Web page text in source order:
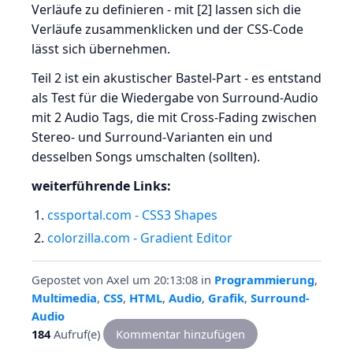
Verläufe zu definieren - mit [2] lassen sich die
Verläufe zusammenklicken und der CSS-Code
lässt sich übernehmen.
Teil 2 ist ein akustischer Bastel-Part - es entstand
als Test für die Wiedergabe von Surround-Audio
mit 2 Audio Tags, die mit Cross-Fading zwischen
Stereo- und Surround-Varianten ein und
desselben Songs umschalten (sollten).
weiterführende Links:
cssportal.com - CSS3 Shapes
colorzilla.com - Gradient Editor
Gepostet von Axel um 20:13:08 in Programmierung,
Multimedia, CSS, HTML, Audio, Grafik, Surround-
Audio
184Aufruf(e) Kommentar hinzufügen